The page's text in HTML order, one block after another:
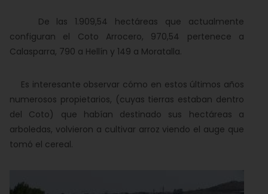
De las 1.909,54 hectáreas que actualmente
configuran el Coto Arrocero, 970,54 pertenece a
Calasparra, 790 a Hellín y 149 a Moratalla.
Es interesante observar cómo en estos últimos años
numerosos propietarios, (cuyas tierras estaban dentro
del Coto) que habían destinado sus hectáreas a
arboledas, volvieron a cultivar arroz viendo el auge que
tomó el cereal.